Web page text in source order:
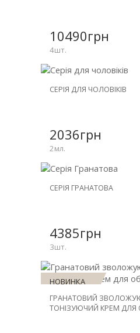
-25%
10490грн
4шт.
НОВИНКА
-15%
СЕРІЯ ДЛЯ ЧОЛОВІКІВ
2036грн
2мл.
НОВИНКА
-20%
СЕРІЯ ГРАНАТОВА
4385грн
3шт.
НОВИНКА
ГРАНАТОВИЙ
ТОНІЗУЮЧИЙ КРЕМ ДЛЯ